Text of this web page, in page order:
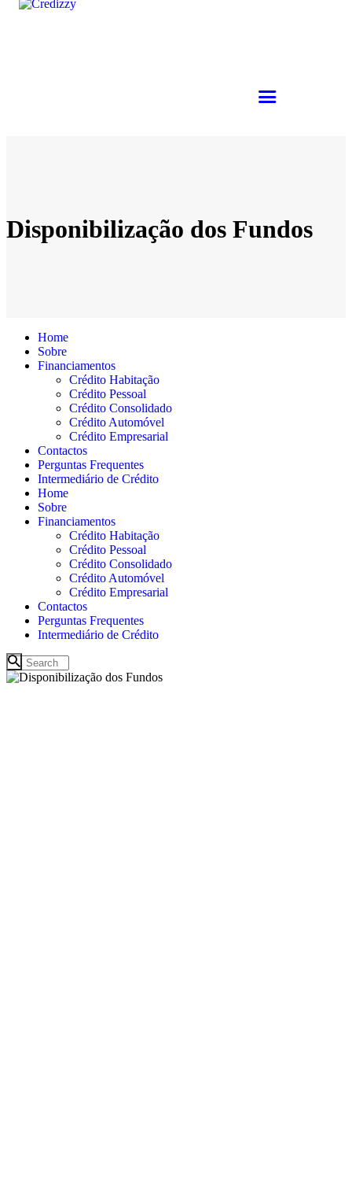
Disponibilização dos Fundos
Home
Sobre
Financiamentos
Crédito Habitação
Crédito Pessoal
Crédito Consolidado
Crédito Automóvel
Crédito Empresarial
Contactos
Perguntas Frequentes
Intermediário de Crédito
Home
Sobre
Financiamentos
Crédito Habitação
Crédito Pessoal
Crédito Consolidado
Crédito Automóvel
Crédito Empresarial
Contactos
Perguntas Frequentes
Intermediário de Crédito